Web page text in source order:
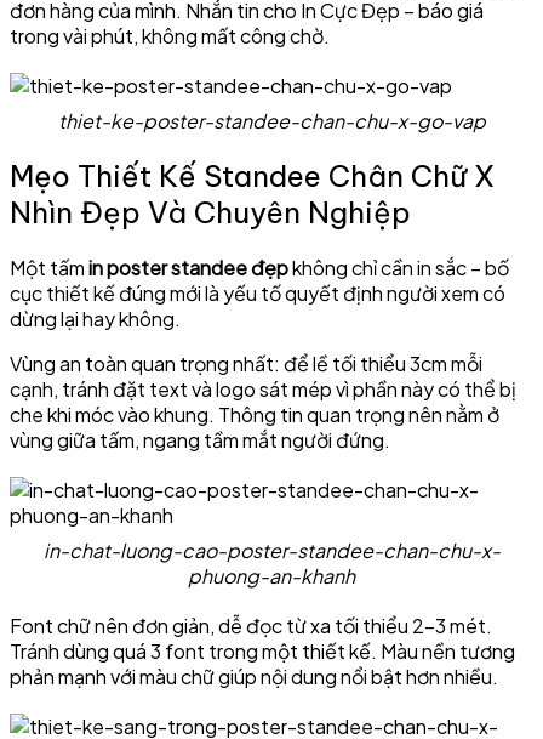
đơn hàng của mình. Nhắn tin cho In Cực Đẹp – báo giá
trong vài phút, không mất công chờ.
thiet-ke-poster-standee-chan-chu-x-go-vap
Mẹo Thiết Kế Standee Chân Chữ X
Nhìn Đẹp Và Chuyên Nghiệp
Một tấmin poster standee đẹpkhông chỉ cần in sắc – bố
cục thiết kế đúng mới là yếu tố quyết định người xem có
dừng lại hay không.
Vùng an toàn quan trọng nhất: để lề tối thiểu 3cm mỗi
cạnh, tránh đặt text và logo sát mép vì phần này có thể bị
che khi móc vào khung. Thông tin quan trọng nên nằm ở
vùng giữa tấm, ngang tầm mắt người đứng.
in-chat-luong-cao-poster-standee-chan-chu-x-
phuong-an-khanh
Font chữ nên đơn giản, dễ đọc từ xa tối thiểu 2–3 mét.
Tránh dùng quá 3 font trong một thiết kế. Màu nền tương
phản mạnh với màu chữ giúp nội dung nổi bật hơn nhiều.